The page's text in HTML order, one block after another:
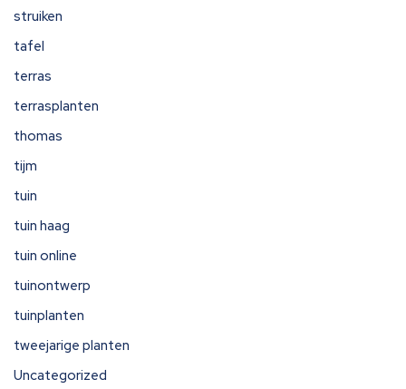
struiken
tafel
terras
terrasplanten
thomas
tijm
tuin
tuin haag
tuin online
tuinontwerp
tuinplanten
tweejarige planten
Uncategorized